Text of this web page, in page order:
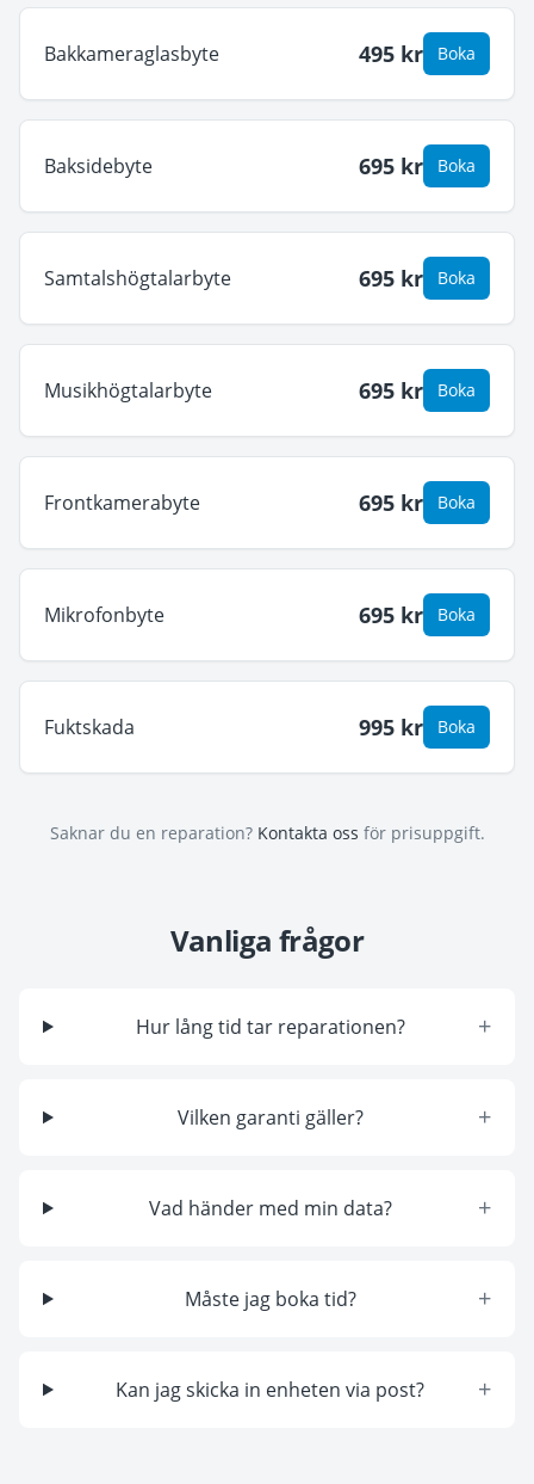
Bakkameraglasbyte 495 kr Boka
Baksidebyte 695 kr Boka
Samtalshögtalarbyte 695 kr Boka
Musikhögtalarbyte 695 kr Boka
Frontkamerabyte 695 kr Boka
Mikrofonbyte 695 kr Boka
Fuktskada 995 kr Boka
Saknar du en reparation? Kontakta oss för prisuppgift.
Vanliga frågor
Hur lång tid tar reparationen? +
Vilken garanti gäller? +
Vad händer med min data? +
Måste jag boka tid? +
Kan jag skicka in enheten via post? +